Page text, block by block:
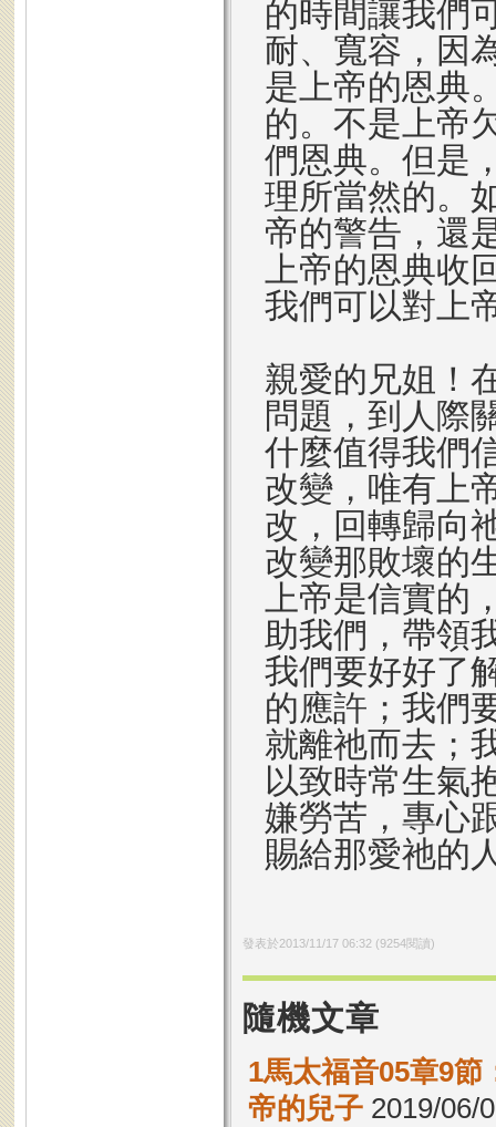
的時間讓我們
耐、寬容，因
是上帝的恩典
的。不是上帝
們恩典。但是
理所當然的。
帝的警告，還
上帝的恩典收
我們可以對上
親愛的兄姐！
問題，到人際
什麼值得我們
改變，唯有上
改，回轉歸向
改變那敗壞的
上帝是信實的
助我們，帶領
我們要好好了
的應許；我們
就離祂而去；
以致時常生氣
嫌勞苦，專心
賜給那愛祂的
發表於2013/11/17 06:32 (9254閱讀)
隨機文章
1馬太福音05章9
帝的兒子2019/06/